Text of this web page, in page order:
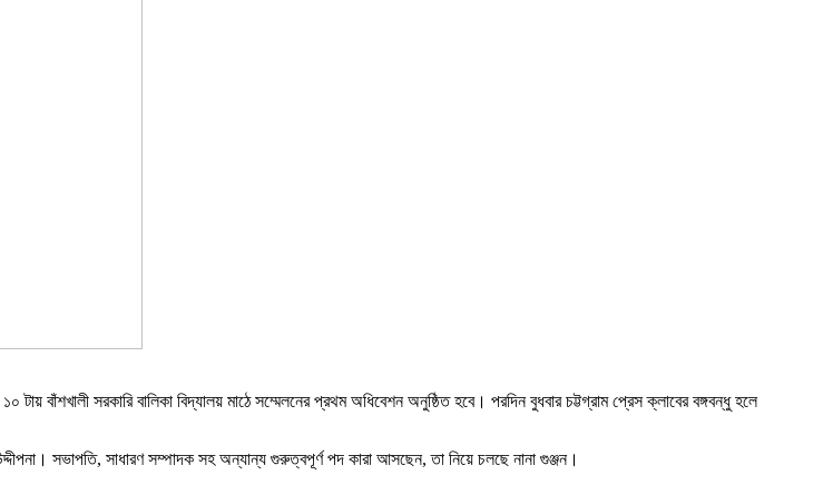
বাঁশখালী সরকারি বালিকা বিদ্যালয় মাঠে সম্মেলনের প্রথম অধিবেশন অনুষ্ঠিত হবে। পরদিন বুধবার চট্টগ্রাম প্রেস ক্লাবের বঙ্গবন্ধু হলে
সভাপতি, সাধারণ সম্পাদক সহ অন্যান্য গুরুত্বপূর্ণ পদ কারা আসছেন, তা নিয়ে চলছে নানা গুঞ্জন।